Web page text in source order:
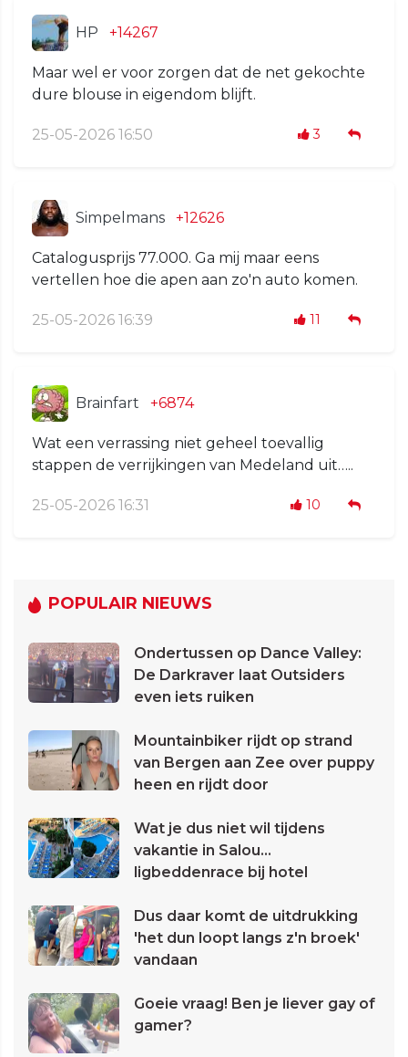
HP +14267
Maar wel er voor zorgen dat de net gekochte
dure blouse in eigendom blijft.
25-05-2026 16:50 3
Simpelmans +12626
Catalogusprijs 77.000. Ga mij maar eens
vertellen hoe die apen aan zo'n auto komen.
25-05-2026 16:39 11
Brainfart +6874
Wat een verrassing niet geheel toevallig
stappen de verrijkingen van Medeland uit…..
25-05-2026 16:31 10
POPULAIR NIEUWS
Ondertussen op Dance Valley:
De Darkraver laat Outsiders
even iets ruiken
Mountainbiker rijdt op strand
van Bergen aan Zee over puppy
heen en rijdt door
Wat je dus niet wil tijdens
vakantie in Salou...
ligbeddenrace bij hotel
Dus daar komt de uitdrukking
'het dun loopt langs z'n broek'
vandaan
Goeie vraag! Ben je liever gay of
gamer?